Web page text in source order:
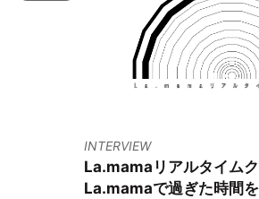
INTERVIEW
La.mamaリアルタイム
La.mamaで過ぎた時間を